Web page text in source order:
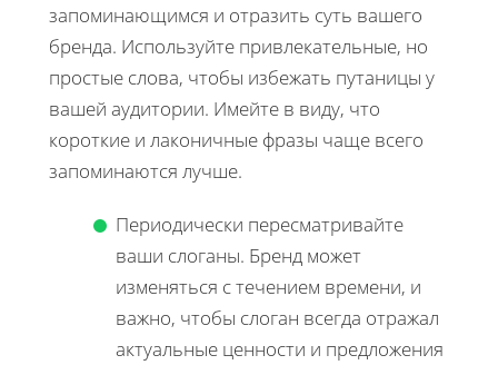
запоминающимся и отразить суть вашего
бренда. Используйте привлекательные, но
простые слова, чтобы избежать путаницы у
вашей аудитории. Имейте в виду, что
короткие и лаконичные фразы чаще всего
запоминаются лучше.
Периодически пересматривайте
ваши слоганы. Бренд может
изменяться с течением времени, и
важно, чтобы слоган всегда отражал
актуальные ценности и предложения